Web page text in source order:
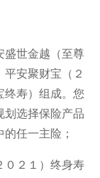
盛世金越（至尊
安聚财宝（２
终寿）组成。您
划选择保险产品
任一主险；
０２１）终身寿